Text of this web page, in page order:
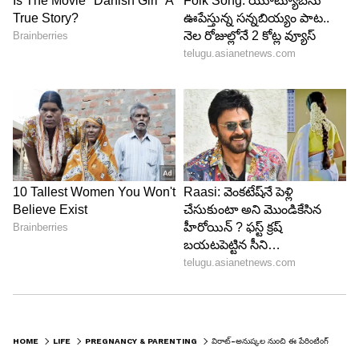
4
7
HOME LIFE PREGNANCY & PARENTING